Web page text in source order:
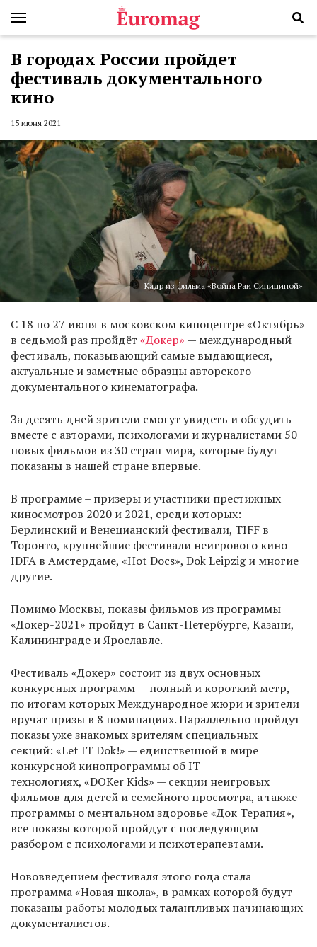
В городах России пройдет
фестиваль документального
кино
15 июня 2021
Кадр из фильма «Война Раи Синициной»
С 18 по 27 июня в московском киноцентре «Октябрь»
в седьмой раз пройдёт «Докер» — международный
фестиваль, показывающий самые выдающиеся,
актуальные и заметные образцы авторского
документального кинематографа.
За десять дней зрители смогут увидеть и обсудить
вместе с авторами, психологами и журналистами 50
новых фильмов из 30 стран мира, которые будут
показаны в нашей стране впервые.
В программе – призеры и участники престижных
киносмотров 2020 и 2021, среди которых:
Берлинский и Венецианский фестивали, TIFF в
Торонто, крупнейшие фестивали неигрового кино
IDFA в Амстердаме, «Hot Docs», Dok Leipzig и многие
другие.
Помимо Москвы, показы фильмов из программы
«Докер-2021» пройдут в Санкт-Петербурге, Казани,
Калининграде и Ярославле.
Фестиваль «Докер» состоит из двух основных
конкурсных программ — полный и короткий метр, —
по итогам которых Международное жюри и зрители
вручат призы в 8 номинациях. Параллельно пройдут
показы уже знакомых зрителям специальных
секций: «Let IT Dok!» — единственной в мире
конкурсной кинопрограммы об IT-
технологиях, «DOKer Kids» — секции неигровых
фильмов для детей и семейного просмотра, а также
программы о ментальном здоровье «Док Терапия»,
все показы которой пройдут с последующим
разбором с психологами и психотерапевтами.
Нововведением фестиваля этого года стала
программа «Новая школа», в рамках которой будут
показаны работы молодых талантливых начинающих
документалистов.